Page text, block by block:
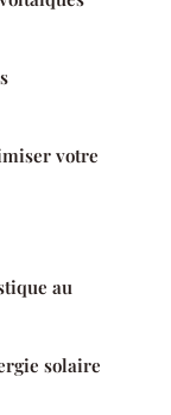
votre
au
solaire